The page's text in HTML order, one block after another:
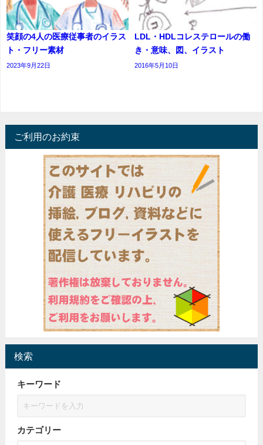
笑顔の4人の医療従事者のイラス
ト・フリー素材
2023年9月22日
LDL・HDLコレステロールの働
き・意味、図、イラスト
2016年5月10日
ご利用のお約束
検索
キーワード
カテゴリー